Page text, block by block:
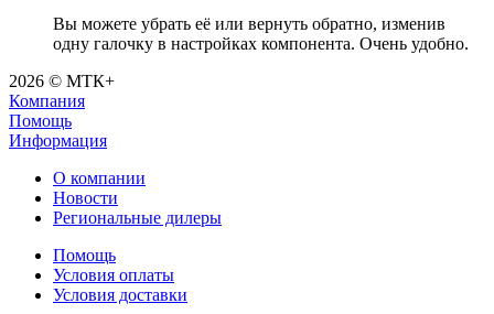
Вы можете убрать её или вернуть обратно, изменив
одну галочку в настройках компонента. Очень удобно.
2026 © МТК+
Компания
Помощь
Информация
О компании
Новости
Региональные дилеры
Помощь
Условия оплаты
Условия доставки